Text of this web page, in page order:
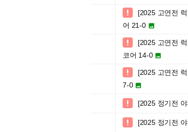

[2025 고연전
어 21-0 

[2025 고연전
코어 14-0 

[2025 고연전
7-0 
 [2025 정기전
 [2025 정기전